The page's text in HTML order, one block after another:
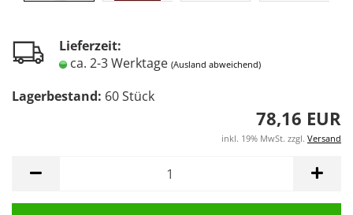
Lieferzeit:
ca. 2-3 Werktage (Ausland abweichend)
Lagerbestand: 60Stück
78,16 EUR
inkl. 19% MwSt. zzgl. Versand